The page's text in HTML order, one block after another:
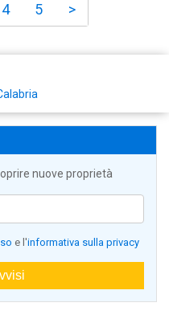
4 5 >
nuove proprietà
e l'informativa sulla privacy